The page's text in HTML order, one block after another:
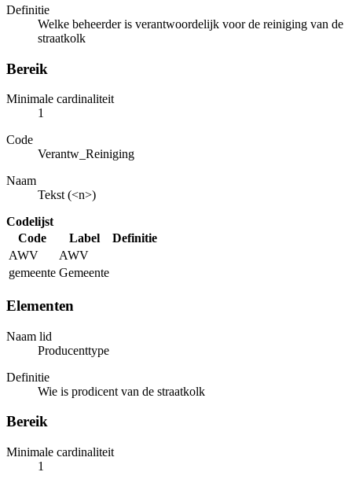
Definitie
Welke beheerder is verantwoordelijk voor de reiniging van de
straatkolk
Bereik
Minimale cardinaliteit
1
Code
Verantw_Reiniging
Naam
Tekst (<n>)
Codelijst
Code
Label
Definitie
AWV
AWV
gemeente Gemeente
Elementen
Naam lid
Producenttype
Definitie
Wie is prodicent van de straatkolk
Bereik
Minimale cardinaliteit
1